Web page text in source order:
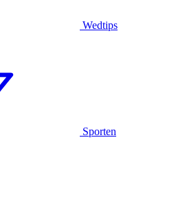
Wedtips
Sporten